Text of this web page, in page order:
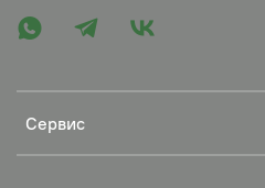
Сервис